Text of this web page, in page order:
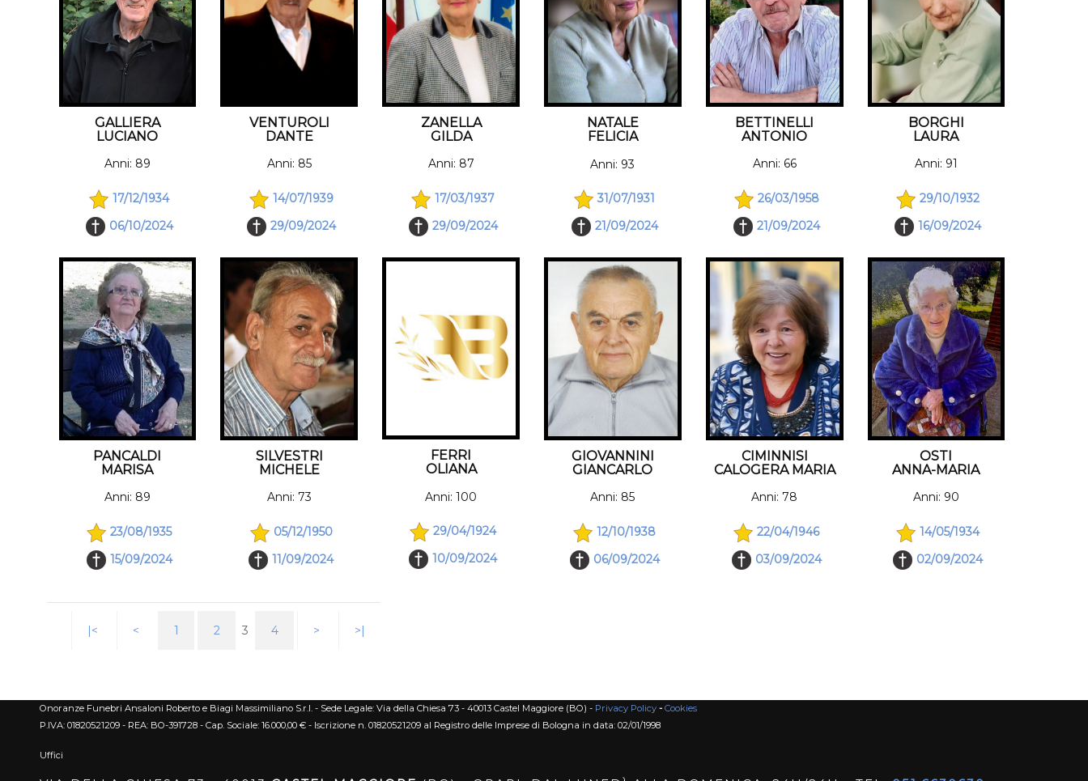
GALLIERA
LUCIANO
Anni: 89
17/12/1934
06/10/2024
VENTUROLI
DANTE
Anni: 85
14/07/1939
29/09/2024
ZANELLA
GILDA
Anni: 87
17/03/1937
29/09/2024
NATALE
FELICIA
Anni: 93
31/07/1931
21/09/2024
BETTINELLI
ANTONIO
Anni: 66
26/03/1958
21/09/2024
BORGHI
LAURA
Anni: 91
29/10/1932
16/09/2024
PANCALDI
MARISA
Anni: 89
23/08/1935
15/09/2024
SILVESTRI
MICHELE
Anni: 73
05/12/1950
11/09/2024
FERRI
OLIANA
Anni: 100
29/04/1924
10/09/2024
GIOVANNINI
GIANCARLO
Anni: 85
12/10/1938
06/09/2024
CIMINNISI
CALOGERA MARIA
Anni: 78
22/04/1946
03/09/2024
OSTI
ANNA-MARIA
Anni: 90
14/05/1934
02/09/2024
|< < 1 2 3 4 > >|
Onoranze Funebri Ansaloni Roberto e Biagi Massimiliano S.r.l. - Sede Legale: Via della Chiesa 73 - 40013 Castel Maggiore (BO) - Privacy Policy- Cookies
P.IVA: 01820521209 - REA: BO-391728 - Cap. Sociale: 16.000,00 € - Iscrizione n. 01820521209 al Registro delle Imprese di Bologna in data: 02/01/1998
Uffici